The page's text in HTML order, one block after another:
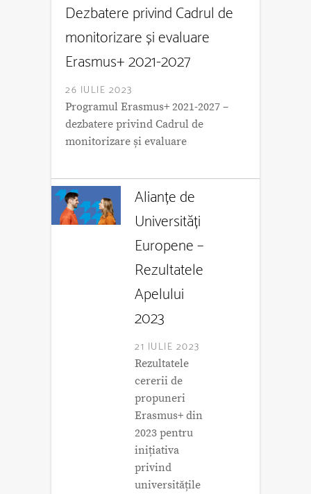
Dezbatere privind Cadrul de
monitorizare și evaluare
Erasmus+ 2021-2027
26 IULIE 2023
Programul Erasmus+ 2021-2027 –
dezbatere privind Cadrul de
monitorizare și evaluare
Alianțe de
Universități
Europene –
Rezultatele
Apelului
2023
21 IULIE 2023
Rezultatele
cererii de
propuneri
Erasmus+ din
2023 pentru
inițiativa
privind
universitățile